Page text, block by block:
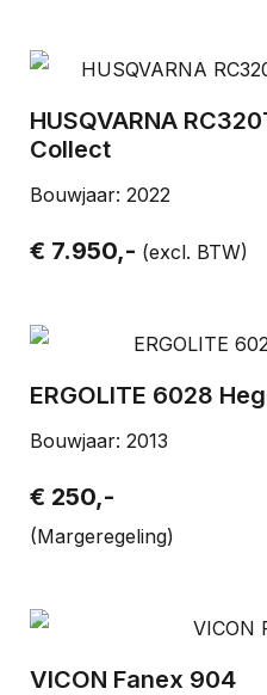
HUSQVARNA
Collect
Bouwjaar: 2022
€ 7.950,- (excl. BTW)
ERGOLITE 6028
Bouwjaar: 2013
€ 250,-
(Margeregeling)
VICON Fanex 904